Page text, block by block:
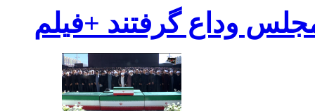
وداع گرفتند +فیلم